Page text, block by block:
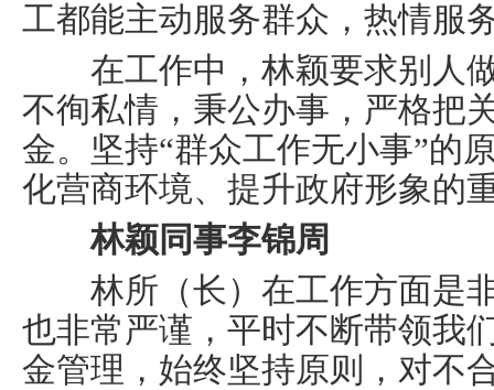
工都能主动服务群众，热情服
在工作中，林颖要求别人做
不徇私情，秉公办事，严格把
金。坚持“群众工作无小事”的
化营商环境、提升政府形象的
林颖同事李锦周
林所（长）在工作方面是非
也非常严谨，平时不断带领我
金管理，始终坚持原则，对不